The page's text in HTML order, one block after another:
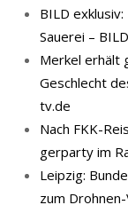
BILD
Sauerei – BILD
Merkel erhält
Geschlecht
tv.de
Nach FKK-​
ger­par­ty im
Leipzig:
zum